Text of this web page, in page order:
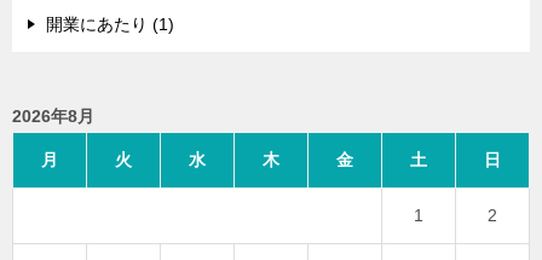
開業にあたり (1)
2026年8月
月 火 水 木 金 土 日
1 2